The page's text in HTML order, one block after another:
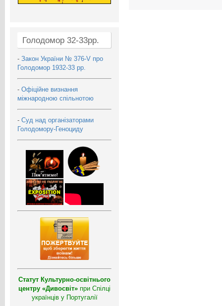
Голодомор 32-33рр.
- Закон України № 376-V про
Голодомор 1932-33 рр.
- Офіційне визнання
міжнародною спільнотою
- Суд над організаторами
Голодомору-Геноциду
Статут Культурно-освітнього
центру «Дивосвіт» при Спілці
українців у Португалії